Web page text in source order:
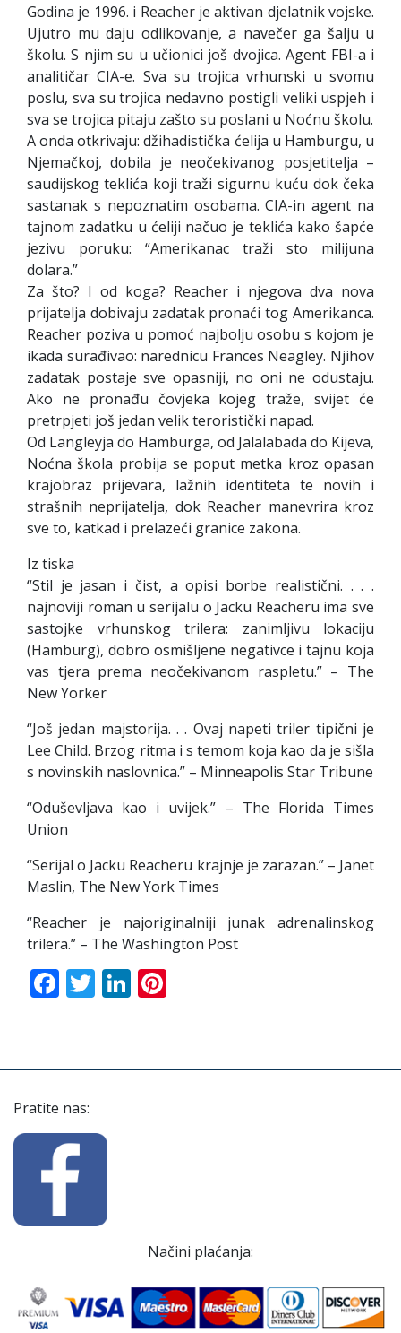
Godina je 1996. i Reacher je aktivan djelatnik vojske.
Ujutro mu daju odlikovanje, a navečer ga šalju u
školu. S njim su u učionici još dvojica. Agent FBI-a i
analitičar CIA-e. Sva su trojica vrhunski u svomu
poslu, sva su trojica nedavno postigli veliki uspjeh i
sva se trojica pitaju zašto su poslani u Noćnu školu.
A onda otkrivaju: džihadistička ćelija u Hamburgu, u
Njemačkoj, dobila je neočekivanog posjetitelja –
saudijskog teklića koji traži sigurnu kuću dok čeka
sastanak s nepoznatim osobama. CIA-in agent na
tajnom zadatku u ćeliji načuo je teklića kako šapće
jezivu poruku: “Amerikanac traži sto milijuna
dolara.”
Za što? I od koga? Reacher i njegova dva nova
prijatelja dobivaju zadatak pronaći tog Amerikanca.
Reacher poziva u pomoć najbolju osobu s kojom je
ikada surađivao: narednicu Frances Neagley. Njihov
zadatak postaje sve opasniji, no oni ne odustaju.
Ako ne pronađu čovjeka kojeg traže, svijet će
pretrpjeti još jedan velik teroristički napad.
Od Langleyja do Hamburga, od Jalalabada do Kijeva,
Noćna škola probija se poput metka kroz opasan
krajobraz prijevara, lažnih identiteta te novih i
strašnih neprijatelja, dok Reacher manevrira kroz
sve to, katkad i prelazeći granice zakona.
Iz tiska
“Stil je jasan i čist, a opisi borbe realistični. . . .
najnoviji roman u serijalu o Jacku Reacheru ima sve
sastojke vrhunskog trilera: zanimljivu lokaciju
(Hamburg), dobro osmišljene negativce i tajnu koja
vas tjera prema neočekivanom raspletu.” – The
New Yorker
“Još jedan majstorija. . . Ovaj napeti triler tipični je
Lee Child. Brzog ritma i s temom koja kao da je sišla
s novinskih naslovnica.” – Minneapolis Star Tribune
“Oduševljava kao i uvijek.” – The Florida Times
Union
“Serijal o Jacku Reacheru krajnje je zarazan.” – Janet
Maslin, The New York Times
“Reacher je najoriginalniji junak adrenalinskog
trilera.” – The Washington Post
Facebook
TwitterLinkedIn
Pratite nas:
Načini plaćanja: